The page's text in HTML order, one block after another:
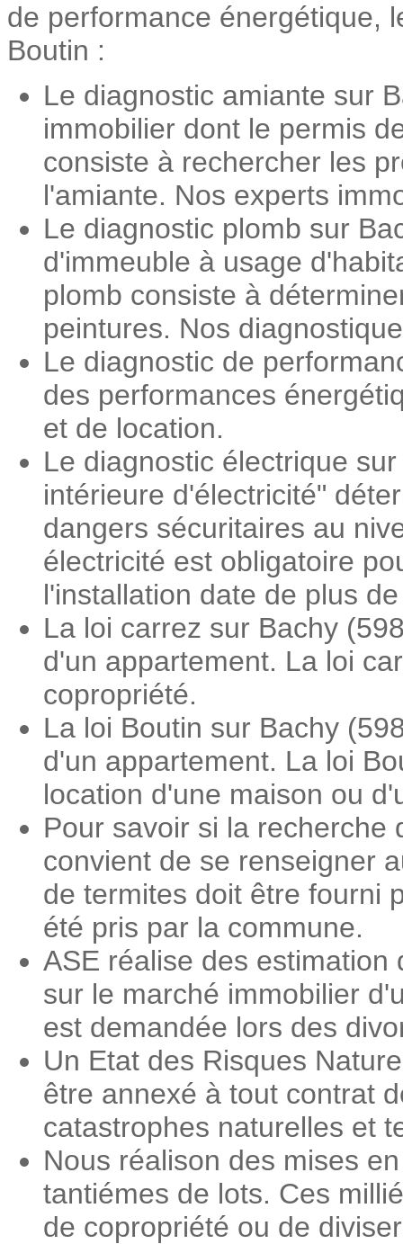
de performance énergétique,
Boutin :
Le diagnostic amiante sur
immobilier dont le permis
consiste à rechercher les
l'amiante. Nos experts
Le diagnostic plomb sur
d'immeuble à usage
plomb consiste à
peintures. Nos
Le diagnostic de
des performances
et de location.
Le diagnostic électrique
intérieure d'électricité"
dangers sécuritaires au
électricité est obligatoire
l'installation date de plus
La loi carrez sur Bachy
d'un appartement. La loi
copropriété.
La loi Boutin sur Bachy
d'un appartement. La loi
location d'une maison ou
Pour savoir si la recherche
convient de se renseigner
de termites doit être fourni
été pris par la commune.
ASE réalise des
sur le marché immobilier
est demandée lors des
Un Etat des Risques
être annexé à tout contrat
catastrophes naturelles et
Nous réalison des mises
tantiémes de lots. Ces
de copropriété ou de